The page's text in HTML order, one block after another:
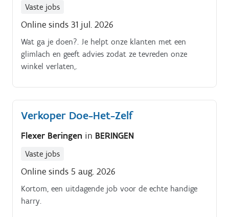
Vaste jobs
Online sinds 31 jul. 2026
Wat ga je doen?. Je helpt onze klanten met een
glimlach en geeft advies zodat ze tevreden onze
winkel verlaten,.
Verkoper Doe-Het-Zelf
Flexer Beringen in BERINGEN
Vaste jobs
Online sinds 5 aug. 2026
Kortom, een uitdagende job voor de echte handige
harry.